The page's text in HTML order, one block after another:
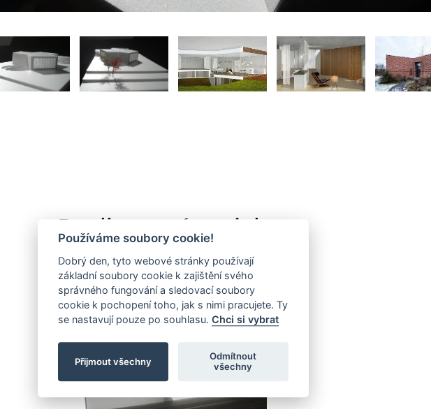
Realizované projekty
Používáme soubory cookie!
Dobrý den, tyto webové stránky používají
základní soubory cookie k zajištění svého
správného fungování a sledovací soubory
cookie k pochopení toho, jak s nimi pracujete. Ty
se nastavují pouze po souhlasu.Chci si vybrat
Přijmout všechny
Odmítnout
všechny